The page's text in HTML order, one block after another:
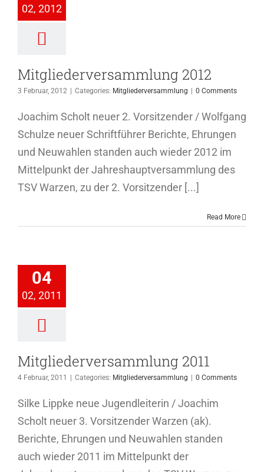
02, 2012
Mitgliederversammlung 2012
3 Februar, 2012 Categories: Mitgliederversammlung 0 Comments
Joachim Scholt neuer 2. Vorsitzender / Wolfgang
Schulze neuer Schriftführer Berichte, Ehrungen
und Neuwahlen standen auch wieder 2012 im
Mittelpunkt der Jahreshauptversammlung des
TSV Warzen, zu der 2. Vorsitzender [...]
Read More
04
02, 2011
Mitgliederversammlung 2011
4 Februar, 2011 Categories: Mitgliederversammlung 0 Comments
Silke Lippke neue Jugendleiterin / Joachim
Scholt neuer 3. Vorsitzender Warzen (ak).
Berichte, Ehrungen und Neuwahlen standen
auch wieder 2011 im Mittelpunkt der